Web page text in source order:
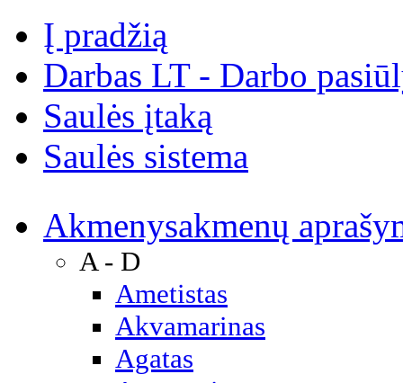
Į pradžią
Darbas LT - Darbo
Saulės įtaką
Saulės sistema
Akmenysakmenų
A - D
Ametistas
Akvamarinas
Agatas